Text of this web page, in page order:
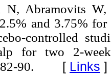
N, Abramovits
and 3.75% for
controlled
for two 2-
90. [ Links ]